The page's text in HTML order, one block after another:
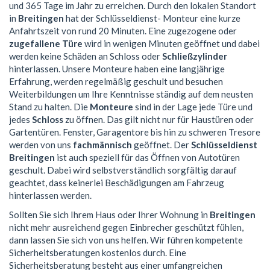
und 365 Tage im Jahr zu erreichen. Durch den lokalen Standort
in Breitingen hat der Schlüsseldienst- Monteur eine kurze
Anfahrtszeit von rund 20 Minuten. Eine zugezogene oder
zugefallene Türe wird in wenigen Minuten geöffnet und dabei
werden keine Schäden an Schloss oderSchließzylinder
hinterlassen. Unsere Monteure haben eine langjährige
Erfahrung, werden regelmäßig geschult und besuchen
Weiterbildungen um Ihre Kenntnisse ständig auf dem neusten
Stand zu halten. Die Monteure sind in der Lage jede Türe und
jedes Schloss zu öffnen. Das gilt nicht nur für Haustüren oder
Gartentüren. Fenster, Garagentore bis hin zu schweren Tresore
werden von uns fachmännisch geöffnet. DerSchlüsseldienst
Breitingen ist auch speziell für das Öffnen von Autotüren
geschult. Dabei wird selbstverständlich sorgfältig darauf
geachtet, dass keinerlei Beschädigungen am Fahrzeug
hinterlassen werden.
Sollten Sie sich Ihrem Haus oder Ihrer Wohnung in Breitingen
nicht mehr ausreichend gegen Einbrecher geschützt fühlen,
dann lassen Sie sich von uns helfen. Wir führen kompetente
Sicherheitsberatungen kostenlos durch. Eine
Sicherheitsberatung besteht aus einer umfangreichen